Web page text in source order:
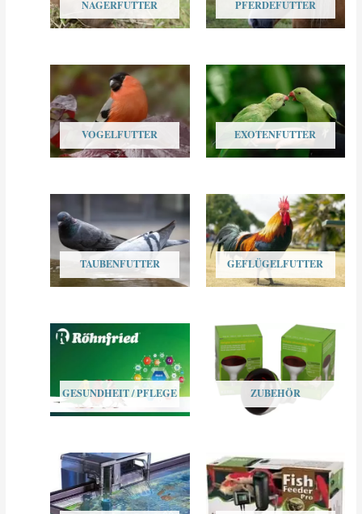
NAGERFUTTER PFERDEFUTTER
VOGELFUTTER EXOTENFUTTER
TAUBENFUTTER GEFLÜGELFUTTER
GESUNDHEIT / PFLEGE ZUBEHÖR